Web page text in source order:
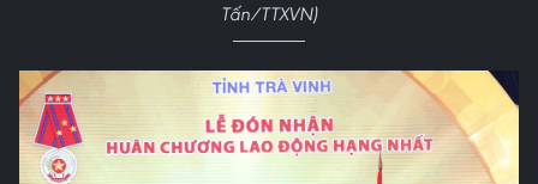
Tấn/TTXVN)